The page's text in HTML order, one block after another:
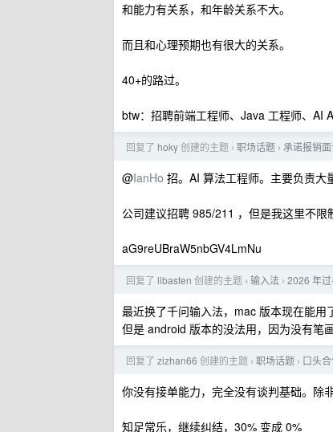
和能力有关系，和年龄关系不大。
而且和心理预期也有很大的关系。
40+的路过。
btw：招聘前端工程师、Java 工程师、AI
回复了 hoky创建的主题 › 职场话题 › 承诺报销
@IanHo 招。AI 算法工程师。主要负责大
公司建议招聘 985/211 ，但是我这里不限
aG9reUBraW5nbGV4LmNu
回复了 libasten 创建的主题 › 输入法 › 2026 年过
最近换了千问输入法，mac 版本现在能用
但是 android 版本的没法用，因为没有笔画
回复了 zizhan66 创建的主题 › 职场话题 › 口头
你没有接单能力，完全没有谈判基础。除
知足常乐，继续纠结，30% 变成 0%